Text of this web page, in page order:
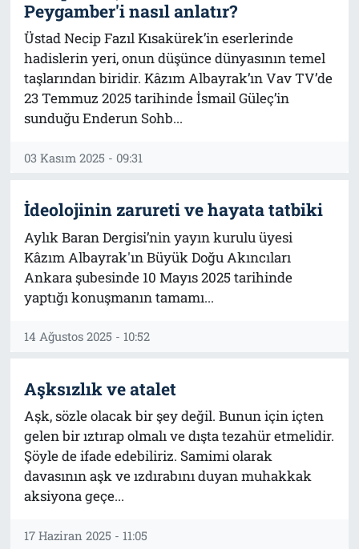
Peygamber'i nasıl anlatır?
Üstad Necip Fazıl Kısakürek’in eserlerinde
hadislerin yeri, onun düşünce dünyasının temel
taşlarından biridir. Kâzım Albayrak’ın Vav TV’de
23 Temmuz 2025 tarihinde İsmail Güleç’in
sunduğu Enderun Sohb...
03 Kasım 2025 - 09:31
İdeolojinin zarureti ve hayata tatbiki
Aylık Baran Dergisi’nin yayın kurulu üyesi
Kâzım Albayrak'ın Büyük Doğu Akıncıları
Ankara şubesinde 10 Mayıs 2025 tarihinde
yaptığı konuşmanın tamamı...
14 Ağustos 2025 - 10:52
Aşksızlık ve atalet
Aşk, sözle olacak bir şey değil. Bunun için içten
gelen bir ıztırap olmalı ve dışta tezahür etmelidir.
Şöyle de ifade edebiliriz. Samimi olarak
davasının aşk ve ızdırabını duyan muhakkak
aksiyona geçe...
17 Haziran 2025 - 11:05